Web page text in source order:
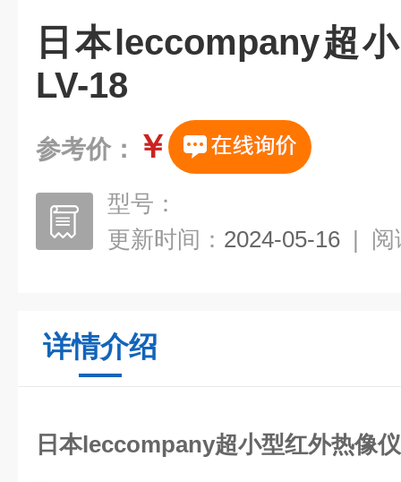
日本leccompany超
LV-18
参考价： ￥
型号：
更新时间： 2024-05-16 | 阅
详情介绍
日本leccompany超小型红外热像